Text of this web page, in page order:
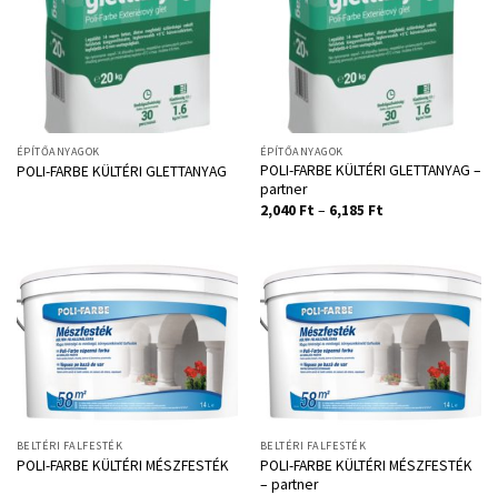
ÉPÍTŐANYAGOK
POLI-FARBE KÜLTÉRI GLETTANYAG
ÉPÍTŐANYAGOK
POLI-FARBE KÜLTÉRI GLETTANYAG –
partner
2,040 Ft – 6,185 Ft
BELTÉRI FALFESTÉK
POLI-FARBE KÜLTÉRI MÉSZFESTÉK
BELTÉRI FALFESTÉK
POLI-FARBE KÜLTÉRI MÉSZFESTÉK
– partner